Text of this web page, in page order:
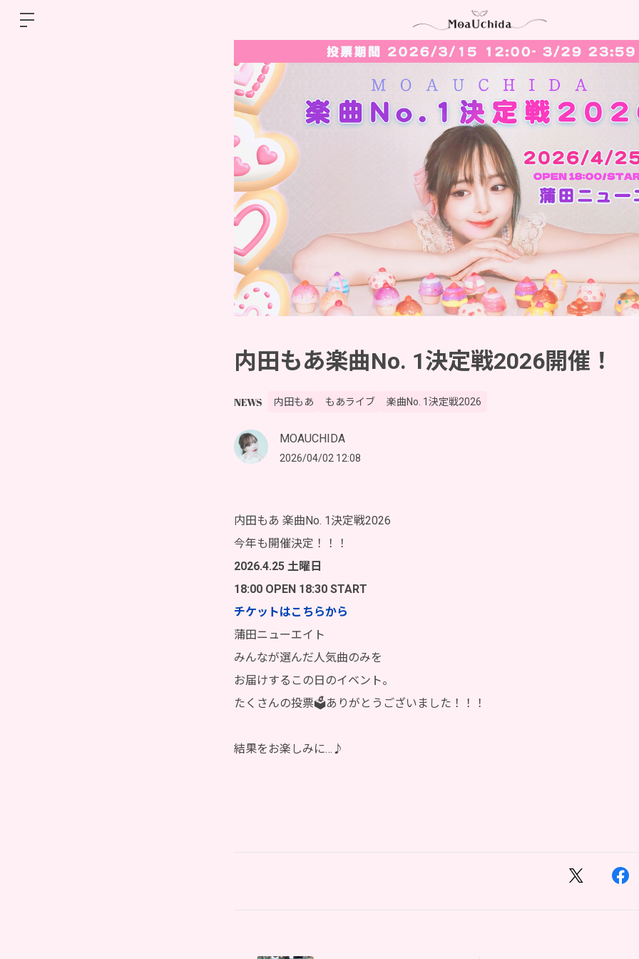
内田もあ楽曲No. 1決定戦2026開催！
NEWS 内田もあ もあライブ 楽曲No. 1決定戦2026
MOAUCHIDA
2026/04/02 12:08
内田もあ 楽曲No. 1決定戦2026
今年も開催決定！！！
2026.4.25 土曜日
18:00 OPEN 18:30 START
チケットはこちらから
蒲田ニューエイト
みんなが選んだ人気曲のみを
お届けするこの日のイベント。
たくさんの投票🗳️ありがとうございました！！！
結果をお楽しみに…♪